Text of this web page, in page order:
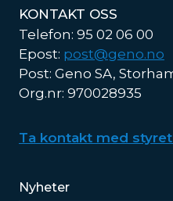
KONTAKT OSS
Telefon: 95 02 06 00
Epost: post@geno.no
Post: Geno SA,
Org.nr: 970028935
Ta kontakt med styret
Lenker
Nyheter